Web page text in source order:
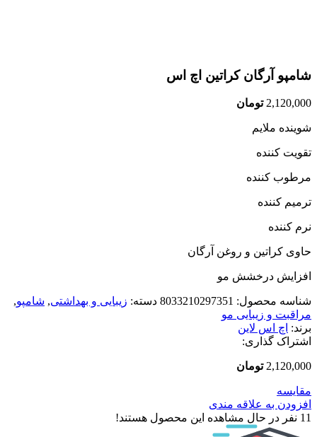
شامپو آرگان کراتین اچ اس
2,120,000 تومان
شوینده ملایم
تقویت کننده
مرطوب کننده
ترمیم کننده
نرم کننده
حاوی کراتین و روغن آرگان
افزایش درخشش مو
شناسه محصول: 8033210297351 دسته: زیبایی و بهداشتی, شامپو,
مراقبت و زیبایی مو
برند: اچ اس لاین
اشتراک گذاری:
2,120,000 تومان
مقایسه
افزودن به علاقه مندی
11 نفر در حال مشاهده این محصول هستند!